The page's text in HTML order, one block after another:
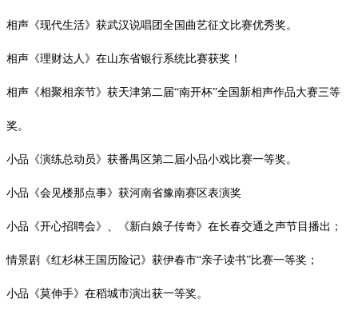
相声《现代生活》获武汉说唱团全国曲艺征文比赛优秀奖。
相声《理财达人》在山东省银行系统比赛获奖！
相声《相聚相亲节》获天津第二届“南开杯”全国新相声作品大赛三等
奖。
小品《演练总动员》获番禺区第二届小品小戏比赛一等奖。
小品《会见楼那点事》获河南省豫南赛区表演奖
小品《开心招聘会》、《新白娘子传奇》在长春交通之声节目播出；
情景剧《红杉林王国历险记》获伊春市“亲子读书”比赛一等奖；
小品《莫伸手》在稻城市演出获一等奖。